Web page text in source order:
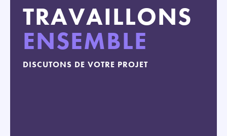
TRAVAILLONS
ENSEMBLE
DISCUTONS DE VOTRE PROJET